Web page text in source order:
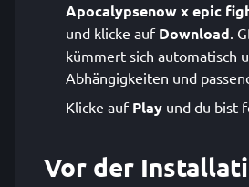
Apocalypsenow x epic
und klicke auf Download.
kümmert sich automatisch
Abhängigkeiten und
Klicke auf Play und du bist
Vor der